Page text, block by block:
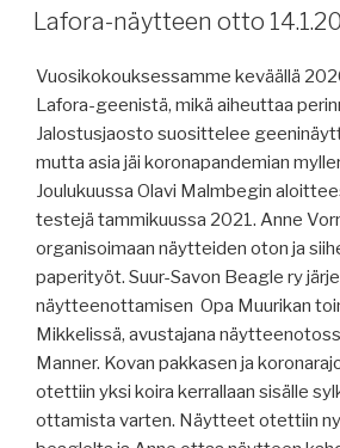
Lafora-näytteen otto
Vuosikokouksessamme keväällä
Lafora-geenistä, mikä aiheuttaa
Jalostusjaosto suosittelee
mutta asia jäi koronapandemian
Joulukuussa Olavi Malmbegin
testejä tammikuussa 2021. Anne
organisoimaan näytteiden oton ja
paperityöt. Suur-Savon Beagle ry
näytteenottamisen Opa Muurikan
Mikkelissä, avustajana
Manner. Kovan pakkasen ja
otettiin yksi koira kerrallaan sisälle
ottamista varten. Näytteet otettiin